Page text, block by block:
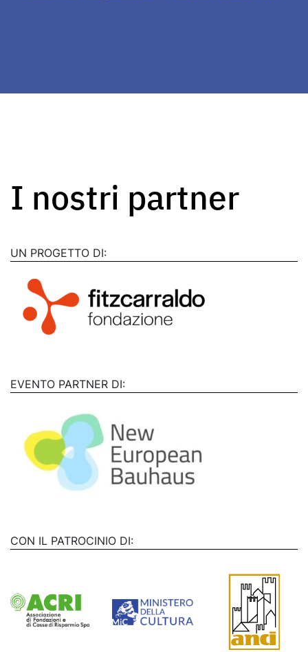
I nostri partner
UN PROGETTO DI:
EVENTO PARTNER DI:
CON IL PATROCINIO DI: